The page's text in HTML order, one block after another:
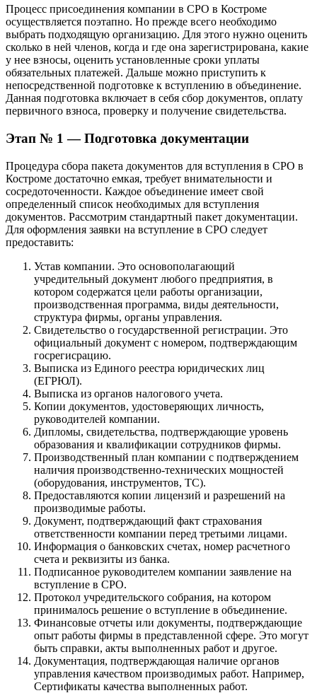
Процесс присоединения компании в СРО в Костроме
осуществляется поэтапно. Но прежде всего необходимо
выбрать подходящую организацию. Для этого нужно оценить
сколько в ней членов, когда и где она зарегистрирована, какие
у нее взносы, оценить установленные сроки уплаты
обязательных платежей. Дальше можно приступить к
непосредственной подготовке к вступлению в объединение.
Данная подготовка включает в себя сбор документов, оплату
первичного взноса, проверку и получение свидетельства.
Этап № 1 — Подготовка документации
Процедура сбора пакета документов для вступления в СРО в
Костроме достаточно емкая, требует внимательности и
сосредоточенности. Каждое объединение имеет свой
определенный список необходимых для вступления
документов. Рассмотрим стандартный пакет документации.
Для оформления заявки на вступление в СРО следует
предоставить:
Устав компании. Это основополагающий
учредительный документ любого предприятия, в
котором содержатся цели работы организации,
производственная программа, виды деятельности,
структура фирмы, органы управления.
Свидетельство о государственной регистрации. Это
официальный документ с номером, подтверждающим
госрегисрацию.
Выписка из Единого реестра юридических лиц
(ЕГРЮЛ).
Выписка из органов налогового учета.
Копии документов, удостоверяющих личность,
руководителей компании.
Дипломы, свидетельства, подтверждающие уровень
образования и квалификации сотрудников фирмы.
Производственный план компании с подтверждением
наличия производственно-технических мощностей
(оборудования, инструментов, ТС).
Предоставляются копии лицензий и разрешений на
производимые работы.
Документ, подтверждающий факт страхования
ответственности компании перед третьими лицами.
Информация о банковских счетах, номер расчетного
счета и реквизиты из банка.
Подписанное руководителем компании заявление на
вступление в СРО.
Протокол учредительского собрания, на котором
принималось решение о вступление в объединение.
Финансовые отчеты или документы, подтверждающие
опыт работы фирмы в представленной сфере. Это могут
быть справки, акты выполненных работ и другое.
Документация, подтверждающая наличие органов
управления качеством производимых работ. Например,
Сертификаты качества выполненных работ.